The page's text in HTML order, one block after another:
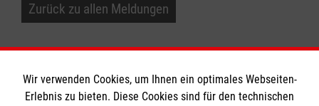
Zurück zu allen Meldungen
Wir verwenden Cookies, um Ihnen ein optimales Webseiten-
Erlebnis zu bieten. Diese Cookies sind für den technischen